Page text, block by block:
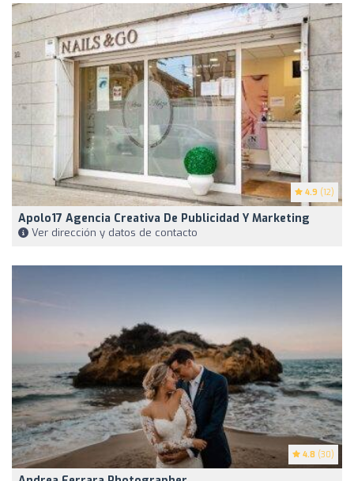
4.9 (12)
Apolo17 Agencia Creativa De Publicidad Y Marketing
Ver dirección y datos de contacto
4.8 (30)